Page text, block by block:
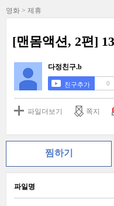
영화 > 제휴
[맨몸액션, 2편]
다정친구.b
친구추가 0
파일더보기 쪽지
찜하기
파일명